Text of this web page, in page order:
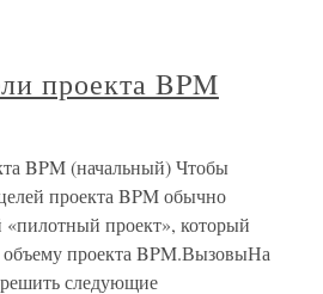
проекта BPM
BPM (начальный) Чтобы
проекта BPM обычно
«пилотный проект», который
объему проекта BPM.ВызовыНа
следующие